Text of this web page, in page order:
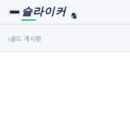
슬라이커 🏀
⚾
‹골드 게시판